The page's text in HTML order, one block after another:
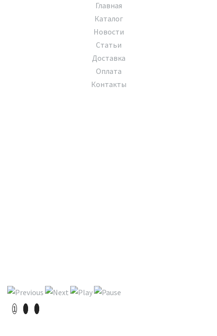
Главная
Каталог
Новости
Статьи
Доставка
Оплата
Контакты
1 2 3